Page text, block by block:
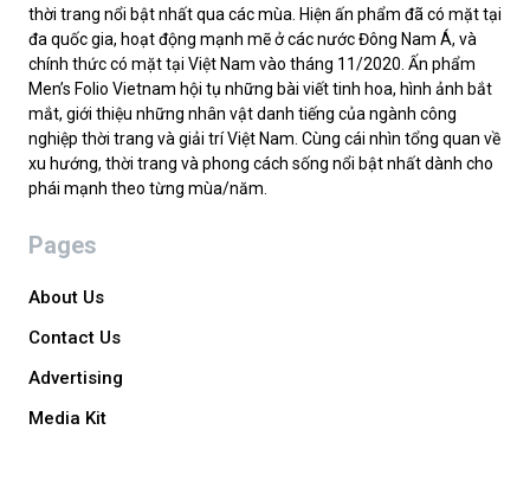
thời trang nổi bật nhất qua các mùa. Hiện ấn phẩm đã có mặt tại
đa quốc gia, hoạt động mạnh mẽ ở các nước Đông Nam Á, và
chính thức có mặt tại Việt Nam vào tháng 11/2020. Ấn phẩm
Men’s Folio Vietnam hội tụ những bài viết tinh hoa, hình ảnh bắt
mắt, giới thiệu những nhân vật danh tiếng của ngành công
nghiệp thời trang và giải trí Việt Nam. Cùng cái nhìn tổng quan về
xu hướng, thời trang và phong cách sống nổi bật nhất dành cho
phái mạnh theo từng mùa/năm.
Pages
About Us
Contact Us
Advertising
Media Kit